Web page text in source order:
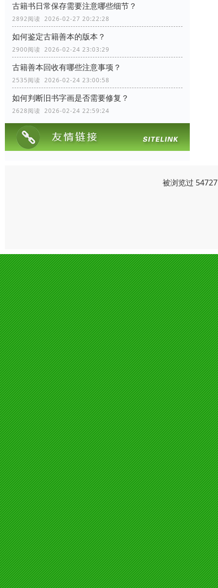
古籍书日常保存需要注意哪些细节？
2892阅读 2026-02-27 20:22:28
如何鉴定古籍善本的版本？
2900阅读 2026-02-24 23:03:29
古籍善本回收有哪些注意事项？
2535阅读 2026-02-24 23:00:58
如何判断旧书字画是否需要修复？
2628阅读 2026-02-24 22:59:24
被浏览过